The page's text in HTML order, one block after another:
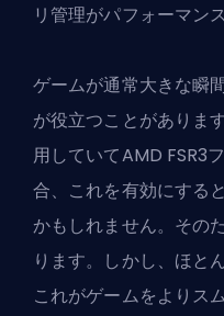
リ管理がパフォーマン
ゲームが通常大きな瞬
が役立つことがありま
用していてAMD FSR3
合、これを有効にする
かもしれません。その
ります。しかし、ほと
これがゲームをよりス